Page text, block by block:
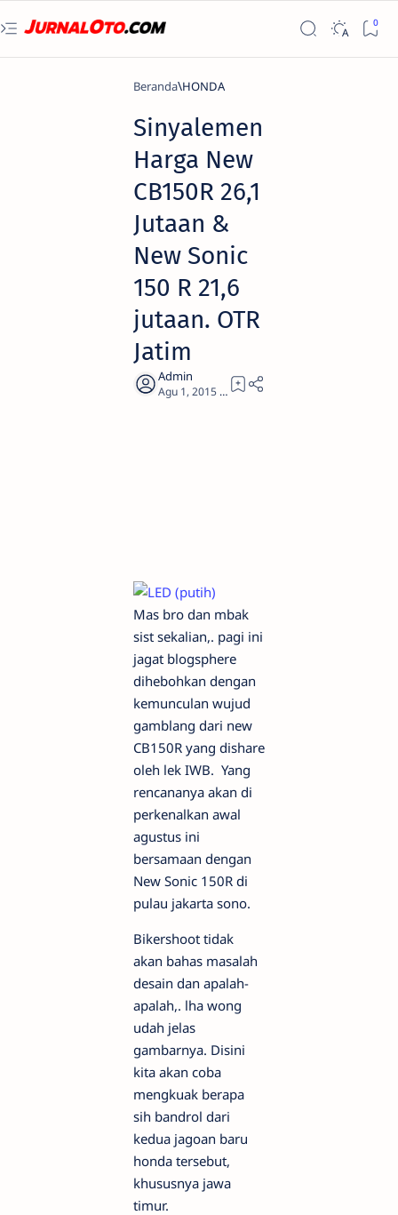
Beranda HONDA
Sinyalemen
Harga New
CB150R 26,1
Jutaan &
New Sonic
150 R 21,6
jutaan. OTR
Jatim
1
Mas bro dan mbak
sist sekalian,. pagi ini
jagat blogsphere
dihebohkan dengan
kemunculan wujud
gamblang dari new
CB150R yang dishare
oleh lek IWB. Yang
rencananya akan di
perkenalkan awal
agustus ini
bersamaan dengan
New Sonic 150R di
pulau jakarta sono.
Bikershoot tidak
akan bahas masalah
desain dan apalah-
apalah,. lha wong
udah jelas
gambarnya. Disini
kita akan coba
mengkuak berapa
sih bandrol dari
kedua jagoan baru
honda tersebut,
khususnya jawa
timur.